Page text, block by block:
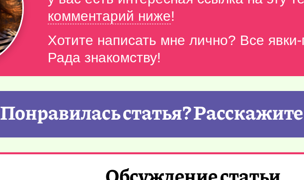
комментарий ниже!
Хотите написать мне лично? Все
Рада знакомству!
Понравилась статья?